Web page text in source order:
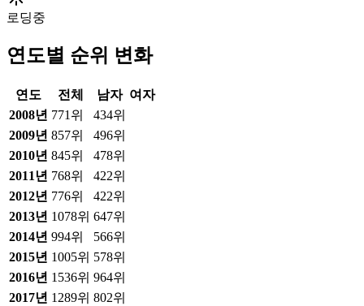
로딩중
연도별 순위 변화
연도 전체 남자 여자
2008년 771위
434위
2009년 857위
496위
2010년 845위
478위
2011 년 768위
422위
2012년 776위
422위
2013년 1078위 647위
2014년 994위
566위
2015년 1005위 578위
2016년 1536위 964위
2017년 1289위 802위